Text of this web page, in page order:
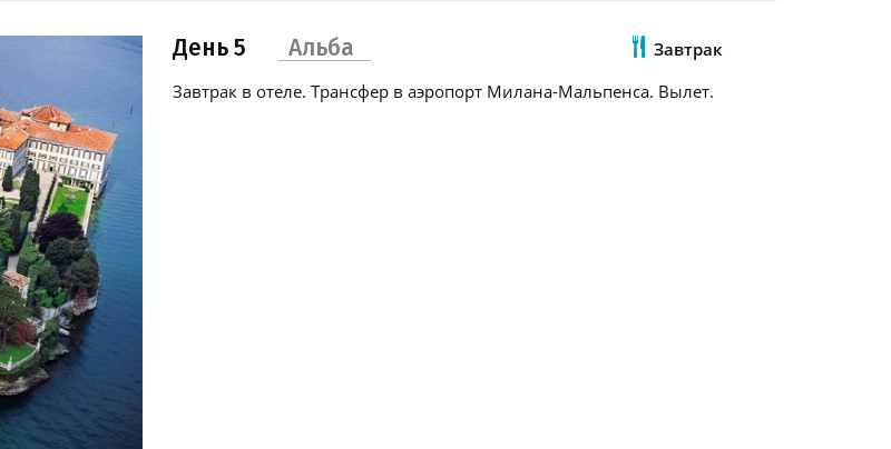
День 5 Альба
Завтрак
Завтрак в отеле. Трансфер в аэропорт Милана-Мальпенса. Вылет.